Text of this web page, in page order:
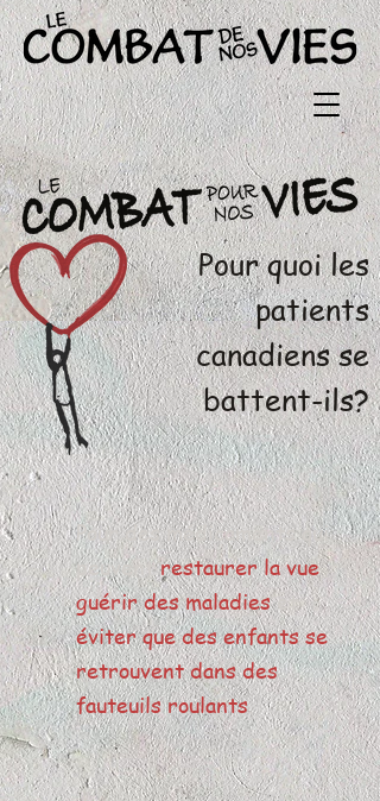
Pour quoi les
patients
canadiens se
battent-ils?
Pour des médicaments qui
peuventrestaurer la vue,
guérir des maladieset
éviter que des enfants se
retrouvent dans des
fauteuils roulants.